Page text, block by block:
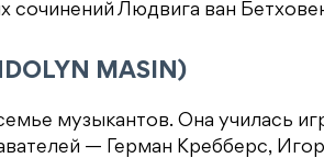
сочинений Людвига ван
MASIN)
музыкантов. Она училась
— Герман Кребберс,